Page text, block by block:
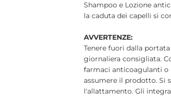
Shampoo e Lozione
la caduta dei capelli si
AVVERTENZE:
Tenere fuori dalla
giornaliera consigliata.
farmaci anticoagulanti
assumere il prodotto. Si
l'allattamento. Gli